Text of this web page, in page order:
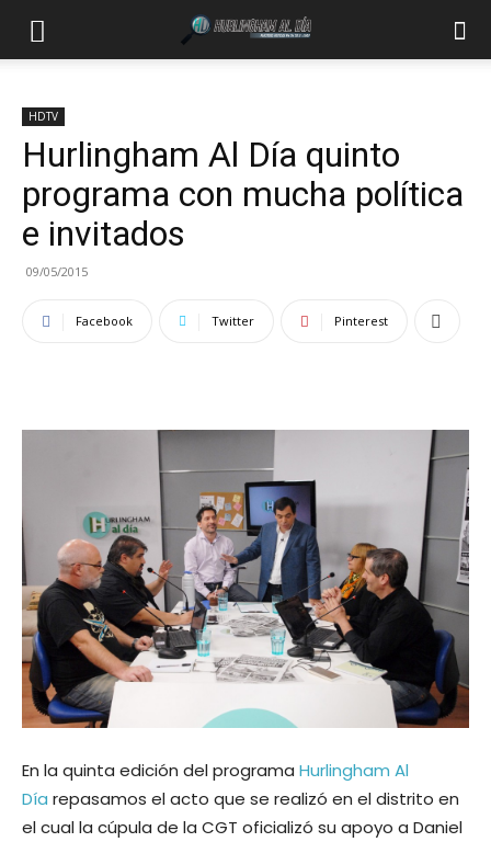
HDTV
Hurlingham Al Día quinto
programa con mucha política
e invitados
09/05/2015
Facebook Twitter Pinterest
En la quinta edición del programa Hurlingham Al
Día repasamos el acto que se realizó en el distrito en
el cual la cúpula de la CGT oficializó su apoyo a Daniel